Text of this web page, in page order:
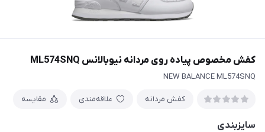
کفش مخصوص پیاده روی مردانه نیوبالانس ML574SNQ
NEW BALANCE ML574SNQ
کفش مردانه علاقه‌مندی مقایسه
سایزبندی